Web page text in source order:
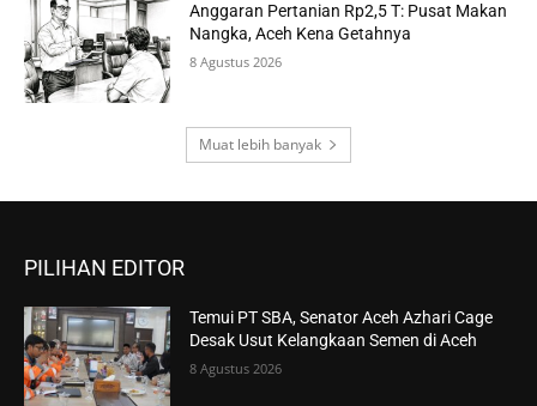
Anggaran Pertanian Rp2,5 T: Pusat Makan
Nangka, Aceh Kena Getahnya
8 Agustus 2026
Muat lebih banyak
PILIHAN EDITOR
Temui PT SBA, Senator Aceh Azhari Cage
Desak Usut Kelangkaan Semen di Aceh
8 Agustus 2026